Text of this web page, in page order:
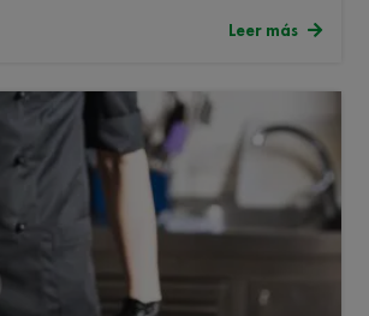
Leer más